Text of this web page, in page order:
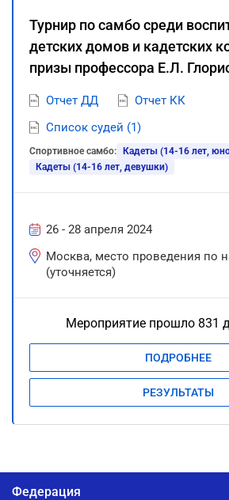
Турнир по самбо среди
детских домов и кадетских
призы профессора Е.Л.
Отчет ДД
Отчет КК
Список судей (1)
Спортивное самбо:
Кадеты (14-16 лет,
Кадеты (14-16 лет, девушки)
26 - 28 апреля 2024
Москва, место проведения по
(уточняется)
Мероприятие прошло 831
ПОДРОБНЕЕ
РЕЗУЛЬТАТЫ
Федерация